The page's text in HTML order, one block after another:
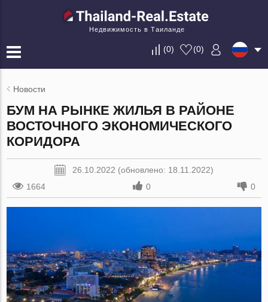
Недвижимость в Таиланде
(0) (0)
Новости
БУМ НА РЫНКЕ ЖИЛЬЯ В РАЙОНЕ
ВОСТОЧНОГО ЭКОНОМИЧЕСКОГО
КОРИДОРА
26.10.2022 (обновлено: 18.11.2022)
1664
0 0